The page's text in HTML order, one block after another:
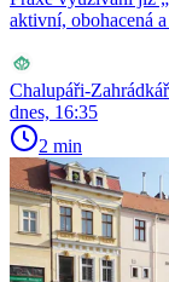
aktivní, obohacená
Chalupáři-
dnes, 16:35
2 min